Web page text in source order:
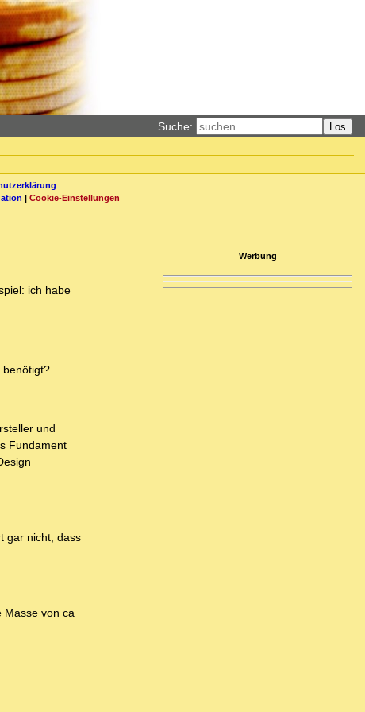
Suche: Los
| Cookie-Einstellungen
ich habe
benötigt?
und
Fundament
gar nicht, dass
Masse von ca
Werbung